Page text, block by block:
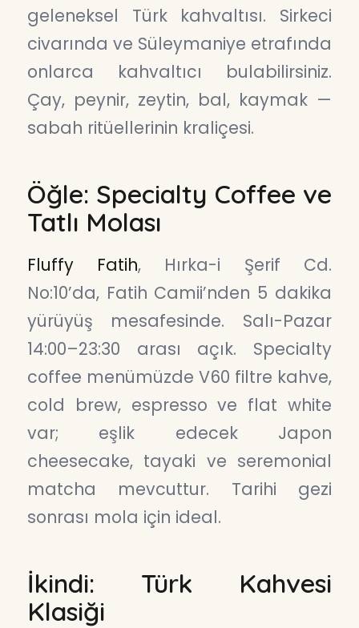
geleneksel Türk kahvaltısı. Sirkeci
civarında ve Süleymaniye etrafında
onlarca kahvaltıcı bulabilirsiniz.
Çay, peynir, zeytin, bal, kaymak —
sabah ritüellerinin kraliçesi.
Öğle: Specialty Coffee ve
Tatlı Molası
Fluffy Fatih, Hırka-i Şerif Cd.
No:10’da, Fatih Camii’nden 5 dakika
yürüyüş mesafesinde. Salı-Pazar
14:00–23:30 arası açık. Specialty
coffee menümüzde V60 filtre kahve,
cold brew, espresso ve flat white
var; eşlik edecek Japon
cheesecake, tayaki ve seremonial
matcha mevcuttur. Tarihi gezi
sonrası mola için ideal.
İkindi: Türk Kahvesi
Klasiği